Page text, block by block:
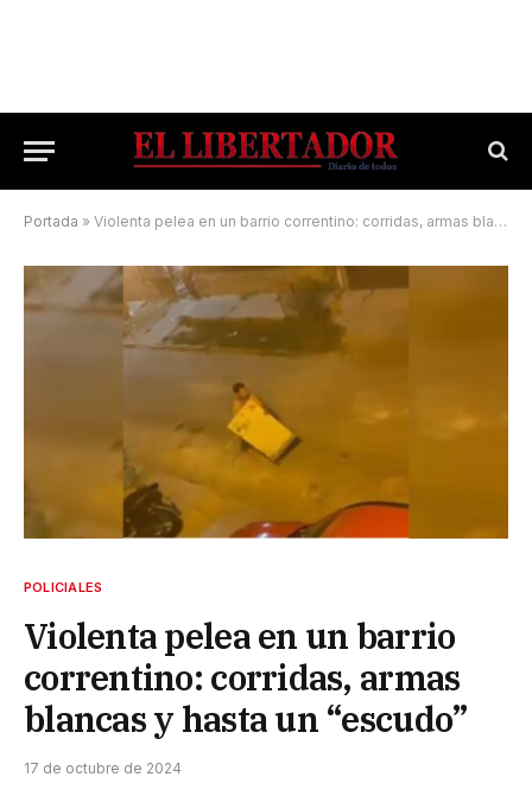
Portada » Violenta pelea en un barrio correntino: corridas, armas blancas y hasta un “escudo”
POLICIALES
Violenta pelea en un barrio
correntino: corridas, armas
blancas y hasta un “escudo”
17 de octubre de 2024